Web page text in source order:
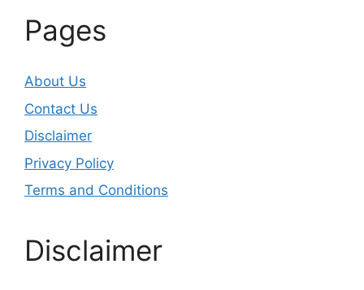
Pages
About Us
Contact Us
Disclaimer
Privacy Policy
Terms and Conditions
Disclaimer